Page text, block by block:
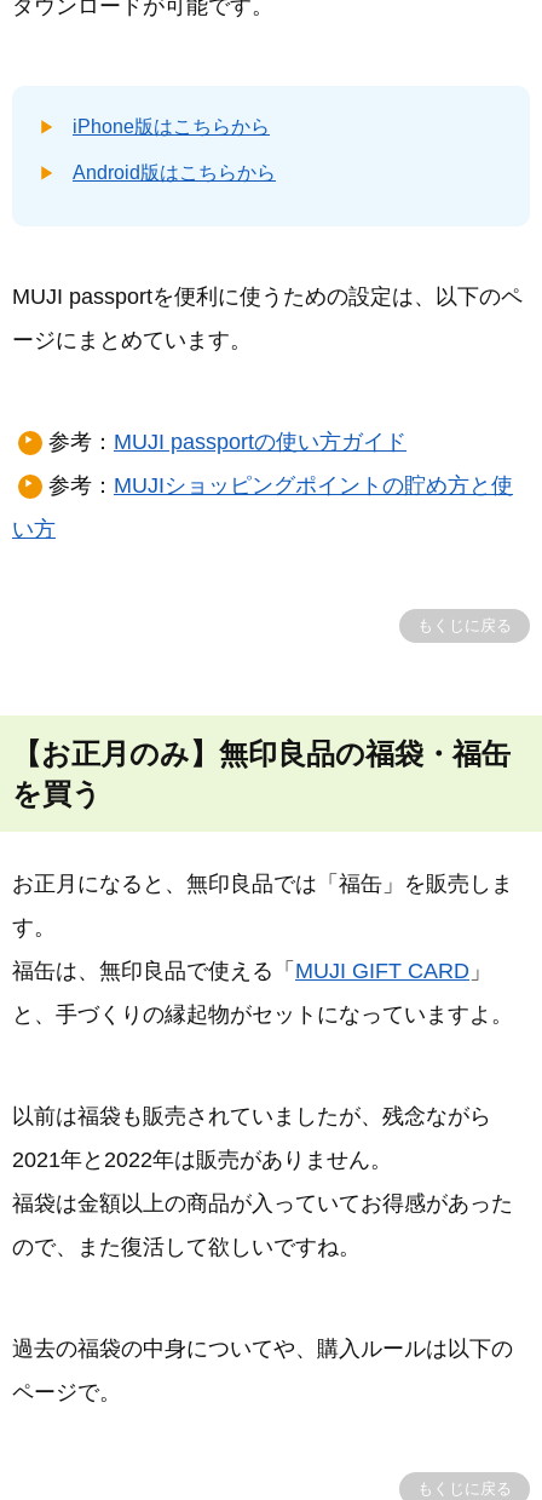
ダウンロードが可能です。
iPhone版はこちらから
Android版はこちらから
MUJI passportを便利に使うための設定は、以下のペ
ージにまとめています。
参考： MUJI passportの使い方ガイド
参考： MUJIショッピングポイントの貯め方と使
い方
もくじに戻る
【お正月のみ】無印良品の福袋・福缶
を買う
お正月になると、無印良品では「福缶」を販売しま
す。
福缶は、無印良品で使える「 MUJI GIFT CARD 」
と、手づくりの縁起物がセットになっていますよ。
以前は福袋も販売されていましたが、残念ながら
2021年と2022年は販売がありません。
福袋は金額以上の商品が入っていてお得感があった
ので、また復活して欲しいですね。
過去の福袋の中身についてや、購入ルールは以下の
ページで。
もくじに戻る